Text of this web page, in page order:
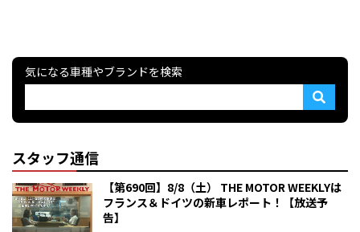
気になる車種やブランドを検索
スタッフ通信
【第690回】8/8（土） THE MOTOR WEEKLYは
フランス＆ドイツの新車レポート！【放送予
告】